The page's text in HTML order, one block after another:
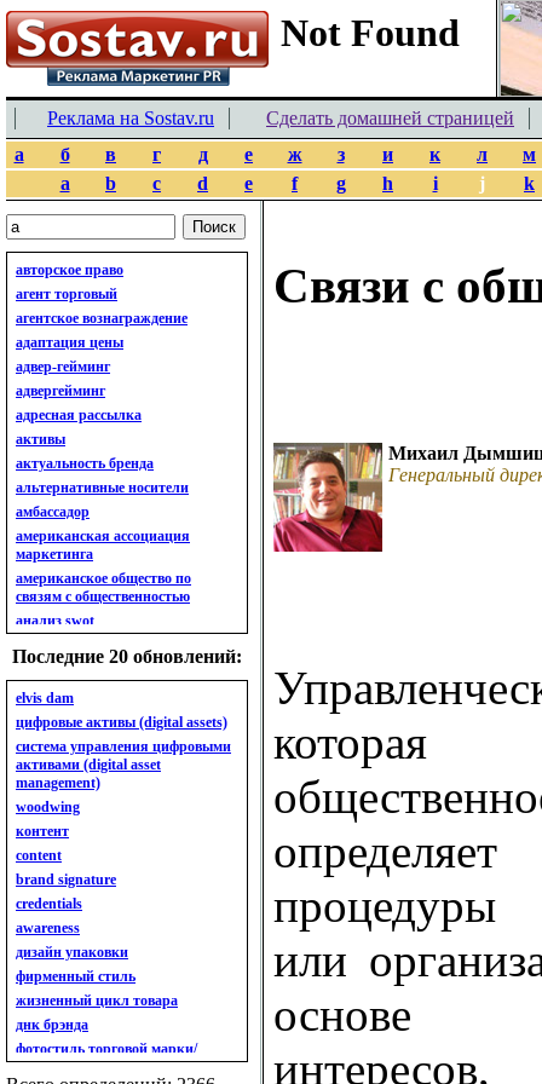
Реклама на Sostav.ru
Сделать домашней страницей
а
б в г д е ж з и к л
м
a
b c d e f g h i j k
авторское право
агент торговый
агентское вознаграждение
адаптация цены
адвер-гейминг
адвергейминг
адресная рассылка
активы
актуальность бренда
альтернативные носители
амбассадор
американская ассоциация
маркетинга
американское общество по
связям с общественностью
анализ swot
анализ бизнес-портфеля
анализ имиджа
анализ кластерный
анализ конкурентов
анализ кросс-культурных
особенностей
анализ мак кинси «7s»
анализ макросистемы
анализ маркетинговый
анализ рынка
анализ ситуационный
анализ экспертный
индивидуальный
анкета
ассортимент
ассортимент товарный.
планирование товарного
ассортимента
ассортимент. глубина
Последние 20 обновлений:
elvis dam
цифровые активы (digital assets)
система управления цифровыми
активами (digital asset
management)
woodwing
контент
content
brand signature
credentials
awareness
дизайн упаковки
фирменный стиль
жизненный цикл товара
днк брэнда
фотостиль торговой марки/
линейки продукции
Связи с
Михаил
Генеральный
процедуры
или
основе